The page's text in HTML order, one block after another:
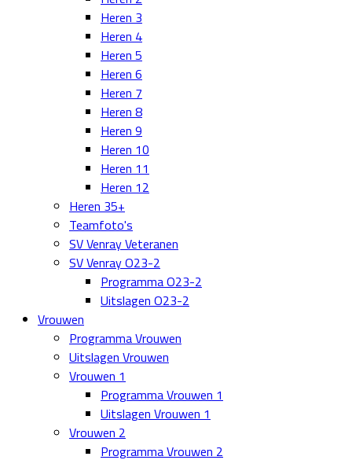
Heren 3
Heren 4
Heren 5
Heren 6
Heren 7
Heren 8
Heren 9
Heren 10
Heren 11
Heren 12
Heren 35+
Teamfoto's
SV Venray Veteranen
SV Venray O23-2
Programma O23-2
Uitslagen O23-2
Vrouwen
Programma Vrouwen
Uitslagen Vrouwen
Vrouwen 1
Programma Vrouwen 1
Uitslagen Vrouwen 1
Vrouwen 2
Programma Vrouwen 2